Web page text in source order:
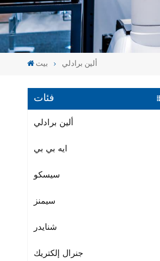
بيت ألين برادلي
فئات
ألين برادلي
ايه بي بي
سيسكو
سيمنز
شنايدر
جنرال إلكتريك